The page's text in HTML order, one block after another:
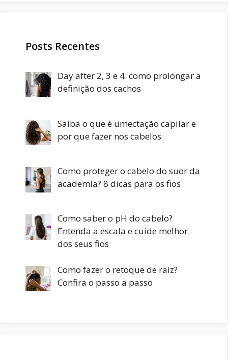
Posts Recentes
Day after 2, 3 e 4: como prolongar a
definição dos cachos
Saiba o que é umectação capilar e
por que fazer nos cabelos
Como proteger o cabelo do suor da
academia? 8 dicas para os fios
Como saber o pH do cabelo?
Entenda a escala e cuide melhor
dos seus fios
Como fazer o retoque de raiz?
Confira o passo a passo